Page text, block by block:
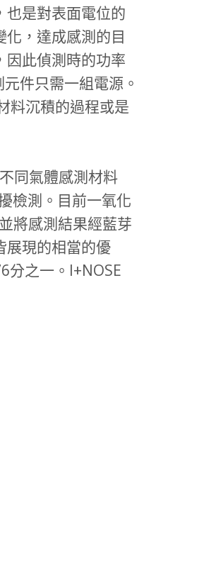
也是對表面電位的
，達成感測的目
因此偵測時的功率
件只需一組電源。
料沉積的過程或是
同氣體感測材料
檢測。目前一氧化
將感測結果經藍芽
展現的相當的優
分之一。I+NOSE